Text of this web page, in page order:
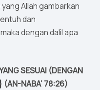
Allah gambarkan
dan
dengan dalil apa
SESUAI (DENGAN
(AN-NABA’ 78:26)